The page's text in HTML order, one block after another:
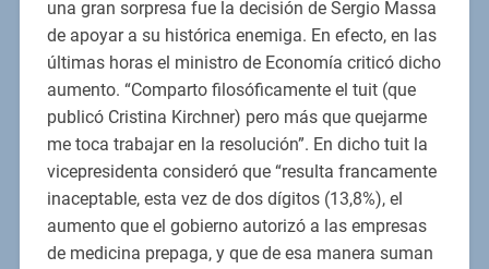
una gran sorpresa fue la decisión de Sergio Massa
de apoyar a su histórica enemiga. En efecto, en las
últimas horas el ministro de Economía criticó dicho
aumento. “Comparto filosóficamente el tuit (que
publicó Cristina Kirchner) pero más que quejarme
me toca trabajar en la resolución”. En dicho tuit la
vicepresidenta consideró que “resulta francamente
inaceptable, esta vez de dos dígitos (13,8%), el
aumento que el gobierno autorizó a las empresas
de medicina prepaga, y que de esa manera suman